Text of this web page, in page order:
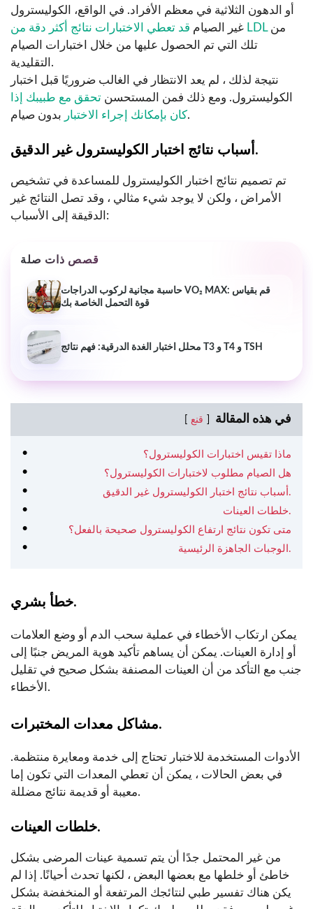
أو الدهون الثلاثية في معظم الأفراد. في الواقع، الكوليسترول
غير الصيام قد تعطي الاختبارات نتائج أكثر دقة من LDLمن
تلك التي تم الحصول عليها من خلال اختبارات الصيام
التقليدية.
نتيجة لذلك ، لم يعد الانتظار في الغالب ضروريًا قبل اختبار
الكوليسترول. ومع ذلك فمن المستحسن تحقق مع طبيبك إذا
كان بإمكانك إجراء الاختباربدون صيام.
أسباب نتائج اختبار الكوليسترول غير الدقيق.
تم تصميم نتائج اختبار الكوليسترول للمساعدة في تشخيص
الأمراض ، ولكن لا يوجد شيء مثالي ، وقد تصل النتائج غير
الدقيقة إلى الأسباب:
قصص ذات صلة
حاسبة مجانية لركوب الدراجات VO₂ MAX: قم بقياس
قوة التحمل الخاصة بك
محلل اختبار الغدة الدرقية: فهم نتائج T3 و T4 و TSH
في هذه المقالة قنع
ماذا تقيس اختبارات الكوليسترول؟
هل الصيام مطلوب لاختبارات الكوليسترول؟
أسباب نتائج اختبار الكوليسترول غير الدقيق.
خلطات العينات.
متى تكون نتائج ارتفاع الكوليسترول صحيحة بالفعل؟
الوجبات الجاهزة الرئيسية.
خطأ بشري.
يمكن ارتكاب الأخطاء في عملية سحب الدم أو وضع العلامات
أو إدارة العينات. يمكن أن يساهم تأكيد هوية المريض جنبًا إلى
جنب مع التأكد من أن العينات المصنفة بشكل صحيح في تقليل
الأخطاء.
مشاكل معدات المختبرات.
الأدوات المستخدمة للاختبار تحتاج إلى خدمة ومعايرة منتظمة.
في بعض الحالات ، يمكن أن تعطي المعدات التي تكون إما
معيبة أو قديمة نتائج مضللة.
خلطات العينات.
من غير المحتمل جدًا أن يتم تسمية عينات المرضى بشكل
خاطئ أو خلطها مع بعضها البعض ، لكنها تحدث أحيانًا. إذا لم
يكن هناك تفسير طبي لنتائجك المرتفعة أو المنخفضة بشكل